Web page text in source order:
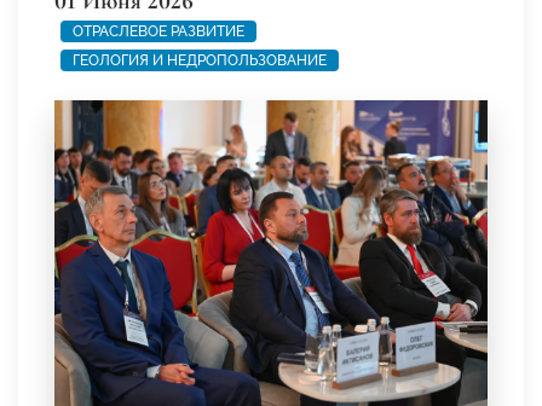
ОТРАСЛЕВОЕ РАЗВИТИЕ
ГЕОЛОГИЯ И НЕДРОПОЛЬЗОВАНИЕ